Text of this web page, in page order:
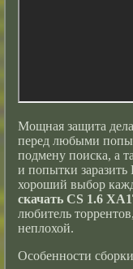
Мощная защита
перед любыми
подмену поиска, а
и попытки
хороший выбор
скачать CS 1.6
любитель
неплохой.
Особенности